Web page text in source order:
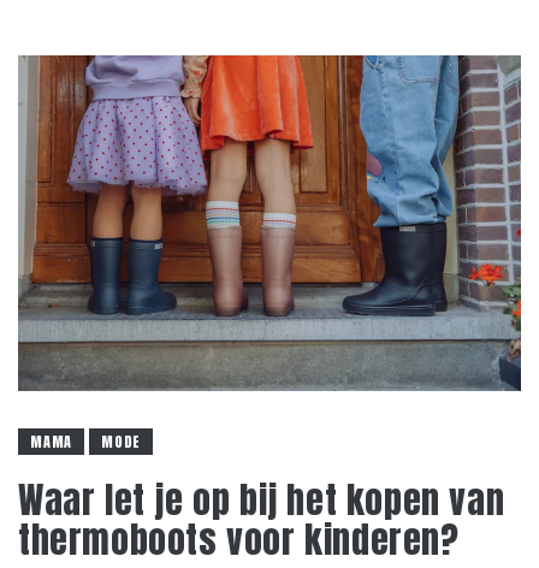
MAMA MODE
Waar let je op bij het kopen van
thermoboots voor kinderen?